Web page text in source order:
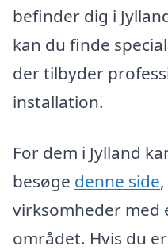
befinder dig i
kan du finde
der tilbyder
installation.
For dem i Jylland
besøge denne side
virksomheder
området. Hvis du